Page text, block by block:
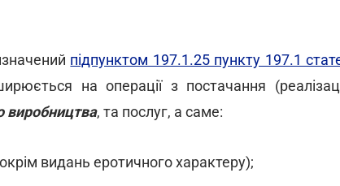
підпунктом 197.1.25 пункту 197.1
на операції з постачання
виробництва, та послуг, а саме:
видань еротичного характеру);